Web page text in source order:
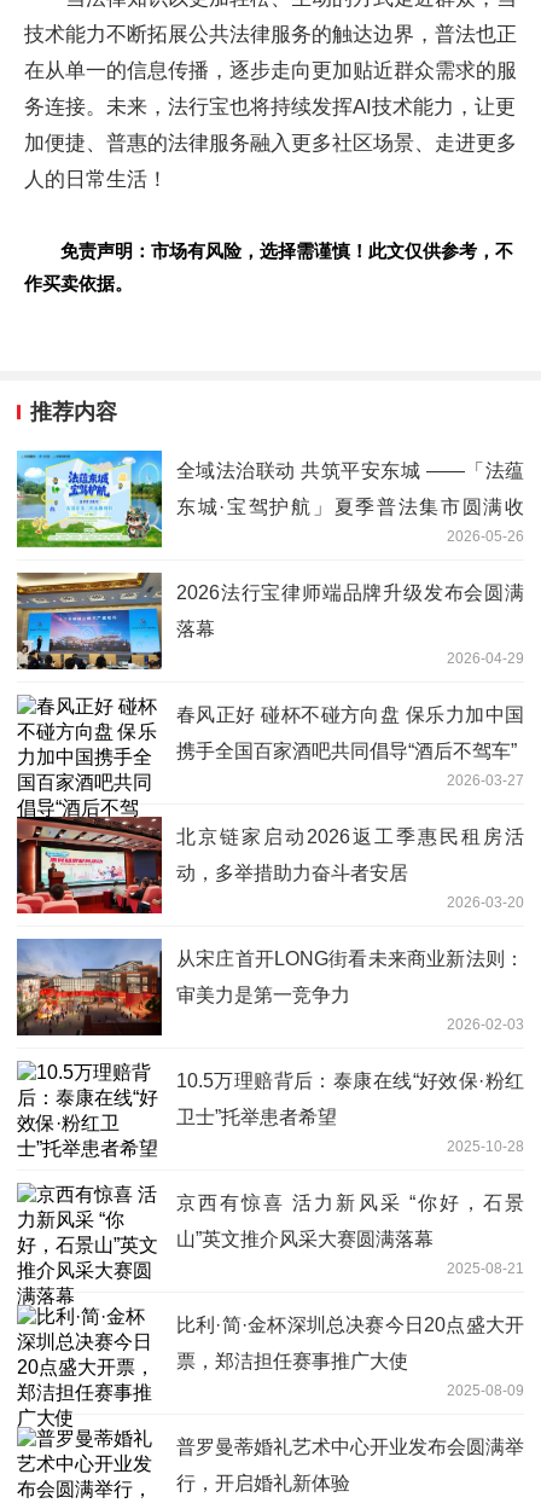
技术能力不断拓展公共法律服务的触达边界，普法也正
在从单一的信息传播，逐步走向更加贴近群众需求的服
务连接。未来，法行宝也将持续发挥AI技术能力，让更
加便捷、普惠的法律服务融入更多社区场景、走进更多
人的日常生活！
免责声明：市场有风险，选择需谨慎！此文仅供参考，不
作买卖依据。
推荐内容
全域法治联动 共筑平安东城 ——「法蕴
东城·宝驾护航」夏季普法集市圆满收
2026-05-26
2026法行宝律师端品牌升级发布会圆满
落幕
2026-04-29
春风正好 碰杯不碰方向盘 保乐力加中国
携手全国百家酒吧共同倡导“酒后不驾车”
2026-03-27
北京链家启动2026返工季惠民租房活
动，多举措助力奋斗者安居
2026-03-20
从宋庄首开LONG街看未来商业新法则：
审美力是第一竞争力
2026-02-03
10.5万理赔背后：泰康在线“好效保·粉红
卫士”托举患者希望
2025-10-28
京西有惊喜 活力新风采 “你好，石景
山”英文推介风采大赛圆满落幕
2025-08-21
比利·简·金杯深圳总决赛今日20点盛大开
票，郑洁担任赛事推广大使
2025-08-09
普罗曼蒂婚礼艺术中心开业发布会圆满举
行，开启婚礼新体验